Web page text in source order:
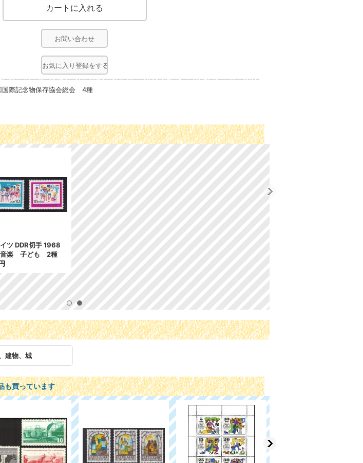
お問い合わせ
お気に入り登録をする
際記念物保存協会総会 4種
ツ DDR切手 1968
楽 子ども 2種
建物、城
も買っています